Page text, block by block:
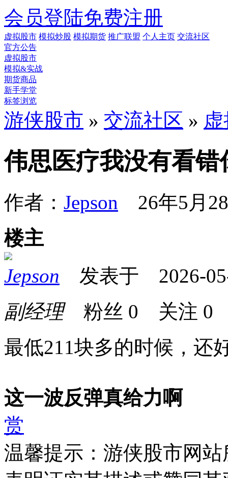
会员登陆免费注册
虚拟股市 模拟炒股 模拟期货 推广联盟 个人主页 交流社区
官方公告
虚拟股市
模拟&实战
期货商品
新手学堂
标签浏览
游侠股市 » 交流社区 »
伟思医疗我没有看错
作者： Jepson 26年5月
楼主
Jepson 发表于 2026-
副经理粉丝 0 关注 0
最低211块多的时候，还
这一波反弹真给力啊
赏
温馨提示：游侠股市网